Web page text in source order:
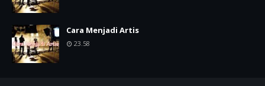
Cara Menjadi Artis
23.58